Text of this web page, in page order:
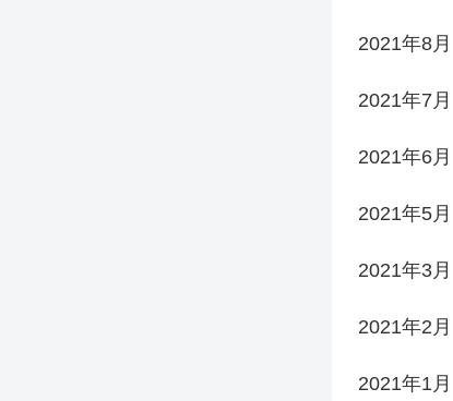
2021年8月
2021年7月
2021年6月
2021年5月
2021年3月
2021年2月
2021年1月